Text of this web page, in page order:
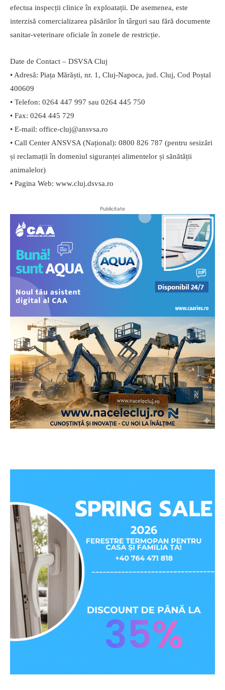
efectua inspecții clinice în exploatații. De asemenea, este
interzisă comercializarea păsărilor în târguri sau fără documente
sanitar-veterinare oficiale în zonele de restricție.
Date de Contact – DSVSA Cluj
• Adresă: Piața Mărăști, nr. 1, Cluj-Napoca, jud. Cluj, Cod Poștal
400609
• Telefon: 0264 447 997 sau 0264 445 750
• Fax: 0264 445 729
• E-mail: office-cluj@ansvsa.ro
• Call Center ANSVSA (Național): 0800 826 787 (pentru sesizări
și reclamații în domeniul siguranței alimentelor și sănătății
animalelor)
• Pagina Web: www.cluj.dsvsa.ro
Publicitate